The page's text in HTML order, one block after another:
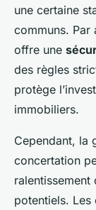
une certaine
communs. Par
offre une
des règles
protège
immobiliers.
Cependant, la
concertation
potentiels. Les